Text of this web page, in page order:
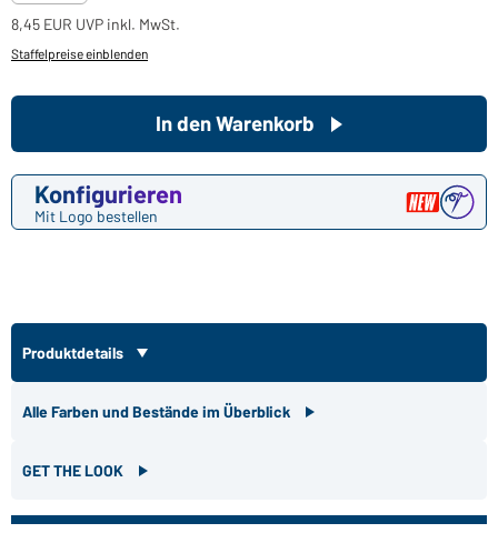
8,45 EUR UVP inkl. MwSt.
Staffelpreise einblenden
Konfigurieren
Mit Logo bestellen
In den Warenkorb
Produktdetails
Alle Farben und Bestände im Überblick
GET THE LOOK